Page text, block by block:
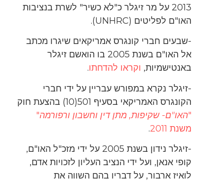
2013 על מר זיגלר כ"לא כשיר" לשרת בנציבות
האו"ם לפליטים (UNHRC).
-שבעים חברי קונגרס אמריקאים שיגרו מכתב
אל האו"ם בשנת 2005 בו הואשם זיגלר
באנטישמיות, וקראו להדחתו.
-זיגלר נקרא במפורש עבריין על ידי חברי
הקונגרס האמריקאי בסעיף 501(10) בהצעת חוק
"האו"ם- שקיפות, מתן דין וחשבון ורפורמה"
משנת 2011
.
-זיגלר נידון בשנת 2005 על ידי מזכ"ל האו"ם,
קופי אנאן, ועל ידי הנציב העליון לזכויות אדם,
לואיז ארבור, על דבריו בהם השווה את